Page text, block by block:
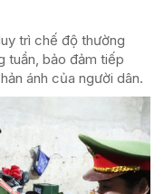
trì chế độ thường
tuần, bảo đảm tiếp
ánh của người dân.